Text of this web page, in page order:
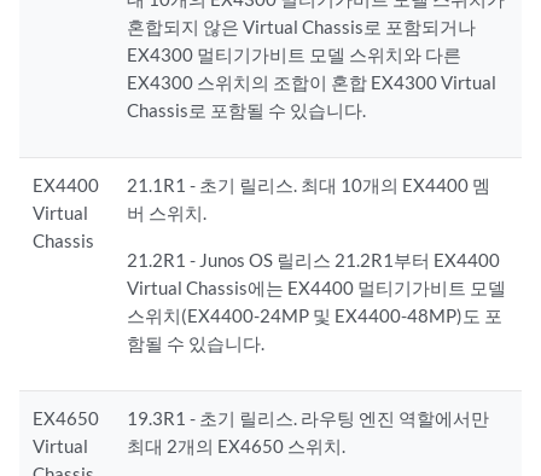
혼합되지 않은 Virtual Chassis로 포함되거나
EX4300 멀티기가비트 모델 스위치와 다른
EX4300 스위치의 조합이 혼합 EX4300 Virtual
Chassis로 포함될 수 있습니다.
EX4400
Virtual
Chassis
21.1R1 - 초기 릴리스. 최대 10개의 EX4400 멤
버 스위치.
21.2R1 - Junos OS 릴리스 21.2R1부터 EX4400
Virtual Chassis에는 EX4400 멀티기가비트 모델
스위치(EX4400-24MP 및 EX4400-48MP)도 포
함될 수 있습니다.
EX4650
Virtual
19.3R1 - 초기 릴리스. 라우팅 엔진 역할에서만
최대 2개의 EX4650 스위치.